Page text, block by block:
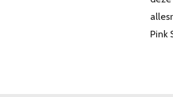
Pink